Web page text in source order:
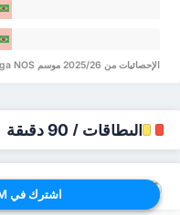
الإحصائيات من 2025/26 موسم Liga NOS
البطاقات / 90 دقيقة
اشترك في PREMIUM . اربح الان.